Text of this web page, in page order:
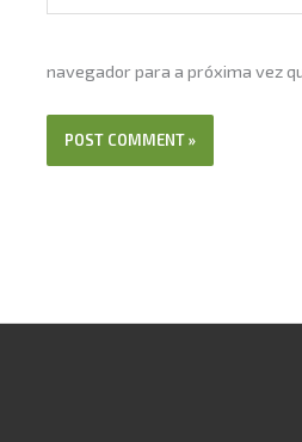
navegador para a próxima vez